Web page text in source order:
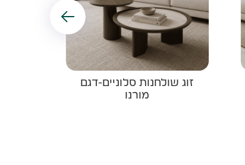
זוג שולחנות סלוניים-דגם
מורנו